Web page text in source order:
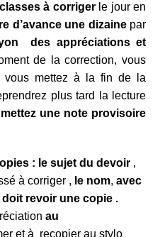
à corrigerle jour en
d’avance une dizainepar
des appréciations et
de la correction, vous
vous mettez à la fin de la
plus tard la lecture
une note provisoire
: le sujet du devoir ,
à corriger , le nom, avec
revoir une copie .
au
et à recopier au stylo